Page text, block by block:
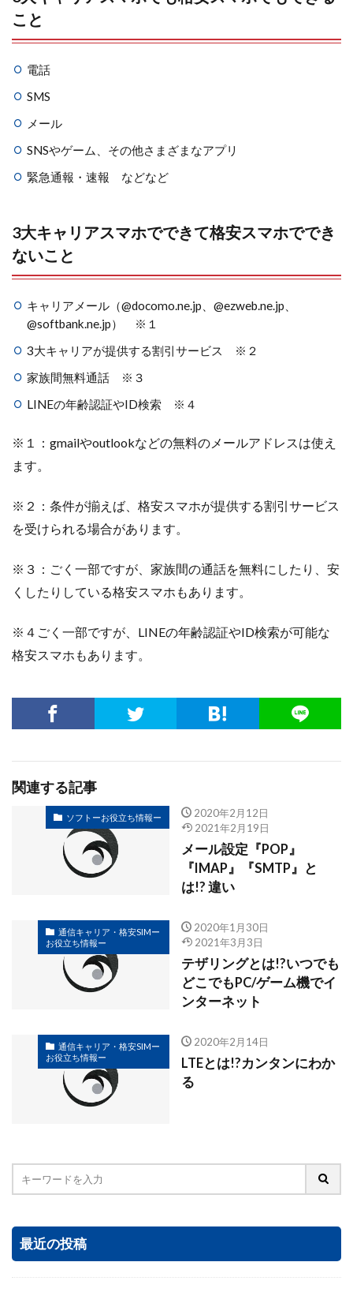
こと
電話
SMS
メール
SNSやゲーム、その他さまざまなアプリ
緊急通報・速報 などなど
3大キャリアスマホでできて格安スマホででき
ないこと
キャリアメール（@docomo.ne.jp、@ezweb.ne.jp、
@softbank.ne.jp） ※１
3大キャリアが提供する割引サービス ※２
家族間無料通話 ※３
LINEの年齢認証やID検索 ※４
※１：gmailやoutlookなどの無料のメールアドレスは使え
ます。
※２：条件が揃えば、格安スマホが提供する割引サービス
を受けられる場合があります。
※３：ごく一部ですが、家族間の通話を無料にしたり、安
くしたりしている格安スマホもあります。
※４ごく一部ですが、LINEの年齢認証やID検索が可能な
格安スマホもあります。
関連する記事
ソフトーお役立ち情報ー
2020年2月12日
2021年2月19日
メール設定『POP』
『IMAP』『SMTP』と
は!? 違い
通信キャリア・格安SIMー
お役立ち情報ー
2020年1月30日
2021年3月3日
テザリングとは!?いつでも
どこでもPC/ゲーム機でイ
ンターネット
通信キャリア・格安SIMー
お役立ち情報ー
2020年2月14日
LTEとは!?カンタンにわか
る
最近の投稿